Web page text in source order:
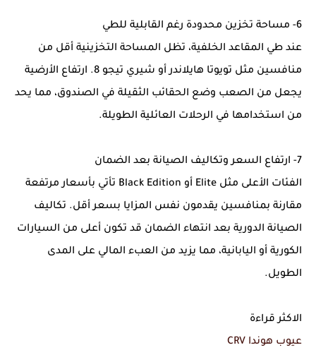
6- مساحة تخزين محدودة رغم القابلية للطي
عند طي المقاعد الخلفية، تظل المساحة التخزينية أقل من
منافسين مثل تويوتا هايلاندر أو شيري تيجو 8. ارتفاع الأرضية
يجعل من الصعب وضع الحقائب الثقيلة في الصندوق، مما يحد
من استخدامها في الرحلات العائلية الطويلة.
7- ارتفاع السعر وتكاليف الصيانة بعد الضمان
الفئات الأعلى مثل Elite أو Black Edition تأتي بأسعار مرتفعة
مقارنة بمنافسين يقدمون نفس المزايا بسعر أقل. تكاليف
الصيانة الدورية بعد انتهاء الضمان قد تكون أعلى من السيارات
الكورية أو اليابانية، مما يزيد من العبء المالي على المدى
الطويل.
الاكثر قراءة
عيوب هوندا CRV